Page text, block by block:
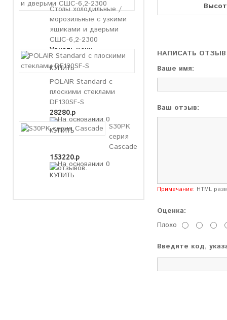
Столы холодильные /
морозильные с узкими
ящиками и дверьми
СШС-6,2-2300
Узнать цену
POLAIR Standard с
плоскими стеклами
DF130SF-S
28280.р
S30PK
серия
Cascade
153220.р
НАПИСАТЬ ОТЗЫВ
Ваше имя:
Ваш отзыв:
Примечание: HTML
Оценка:
Плохо
Введите код,